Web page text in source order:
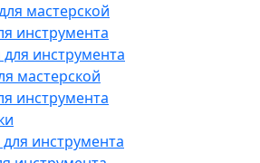
мастерской
инструмента
инструмента
мастерской
инструмента
инструмента